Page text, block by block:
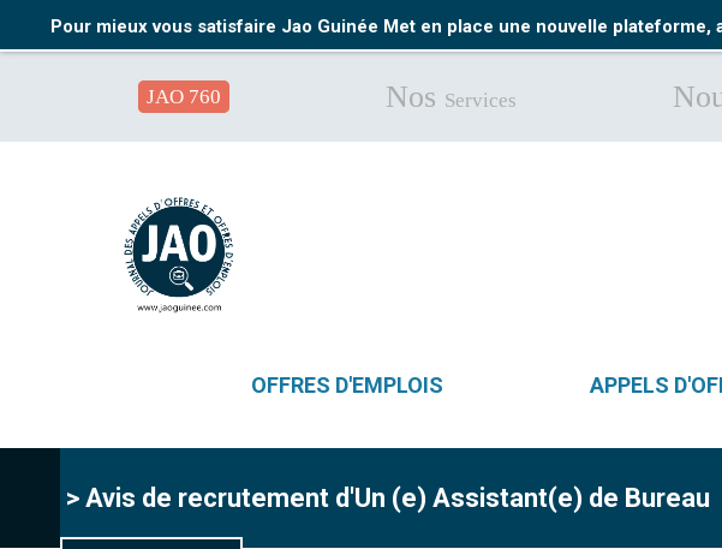
Pour mieux vous satisfaire Jao Guinée Met en place une nouvelle
JAO 760 Nos Services
OFFRES D'EMPLOIS APPELS
> Avis de recrutement d'Un (e) Assistant(e) de Bureau